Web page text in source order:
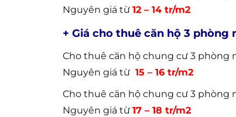
Nguyên giá từ 12 – 14 tr/m2
+ Giá cho thuê căn hộ 3
Cho thuê căn hộ chung cư 3 phòng
Nguyên giá từ 15 – 16 tr/m2
Cho thuê căn hộ chung cư 3 phòng
Nguyên giá từ 17 – 18 tr/m2